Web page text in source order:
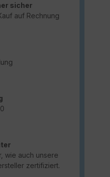
sicher
auf Rechnung
wie auch unsere
zertifiziert.